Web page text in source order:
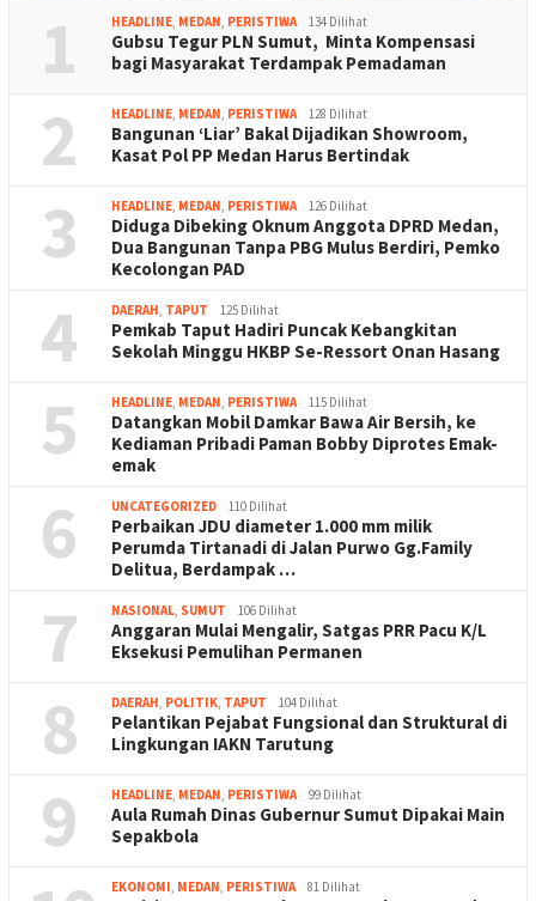
1 HEADLINE, MEDAN, PERISTIWA 134 Dilihat
Gubsu Tegur PLN Sumut, Minta Kompensasi
bagi Masyarakat Terdampak Pemadaman
2 HEADLINE, MEDAN, PERISTIWA 128 Dilihat
Bangunan ‘Liar’ Bakal Dijadikan Showroom,
Kasat Pol PP Medan Harus Bertindak
3 HEADLINE, MEDAN, PERISTIWA 126 Dilihat
Diduga Dibeking Oknum Anggota DPRD Medan,
Dua Bangunan Tanpa PBG Mulus Berdiri, Pemko
Kecolongan PAD
4 DAERAH, TAPUT 125 Dilihat
Pemkab Taput Hadiri Puncak Kebangkitan
Sekolah Minggu HKBP Se-Ressort Onan Hasang
5 HEADLINE, MEDAN, PERISTIWA 115 Dilihat
Datangkan Mobil Damkar Bawa Air Bersih, ke
Kediaman Pribadi Paman Bobby Diprotes Emak-
emak
6 UNCATEGORIZED 110 Dilihat
Perbaikan JDU diameter 1.000 mm milik
Perumda Tirtanadi di Jalan Purwo Gg.Family
Delitua, Berdampak …
7 NASIONAL, SUMUT 106 Dilihat
Anggaran Mulai Mengalir, Satgas PRR Pacu K/L
Eksekusi Pemulihan Permanen
8 DAERAH, POLITIK, TAPUT 104 Dilihat
Pelantikan Pejabat Fungsional dan Struktural di
Lingkungan IAKN Tarutung
9 HEADLINE, MEDAN, PERISTIWA 99 Dilihat
Aula Rumah Dinas Gubernur Sumut Dipakai Main
Sepakbola
EKONOMI, MEDAN, PERISTIWA 81 Dilihat